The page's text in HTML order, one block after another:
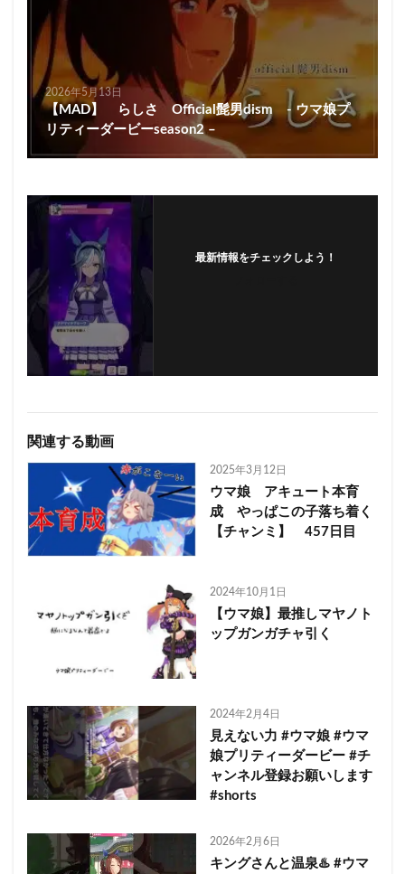
2026年5月13日
【MAD】 らしさ Official髭男dism - ウマ娘プ
リティーダービーseason2 –
最新情報をチェックしよう！
関連する動画
2025年3月12日
ウマ娘 アキュート本育
成 やっぱこの子落ち着く
【チャンミ】 457日目
2024年10月1日
【ウマ娘】最推しマヤノト
ップガンガチャ引く
2024年2月4日
見えない力 #ウマ娘 #ウマ
娘プリティーダービー #チ
ャンネル登録お願いします
#shorts
2026年2月6日
キングさんと温泉♨️ #ウマ